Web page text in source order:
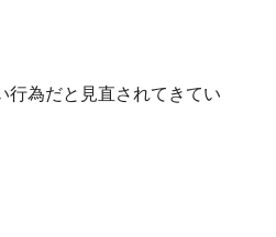
行為だと見直されてきてい